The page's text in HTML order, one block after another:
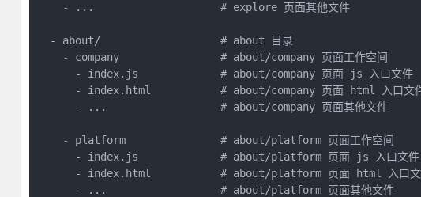
    - ...                    # explore 页面其他文件
  - about/                   # about 目录
    - company                # about/company 页面工作空间
      - index.js             # about/company 页面 js 入口文件
- index.html           # about/company 页面 html 入口文
      - ...                  # about/company 页面其他文件
    - platform               # about/platform 页面工作空间
      - index.js             # about/platform 页面 js 入口文件
- index.html           # about/platform 页面 html 入口
      - ...                  # about/platform 页面其他文件